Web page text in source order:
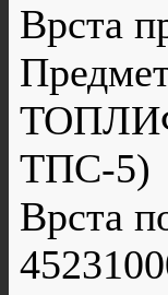
Врста
ТПС-5)
Врста